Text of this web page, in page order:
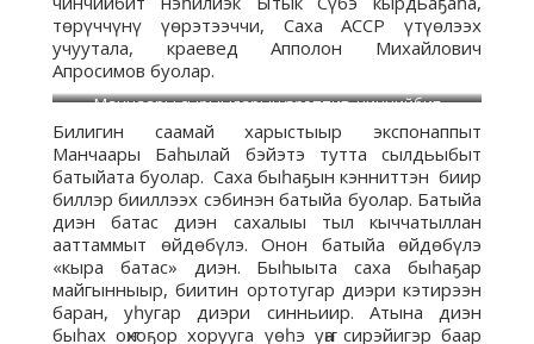
төрүччүнү үөрэтээччи, Саха АССР үтүөлээх
учуутала, краевед Апполон Михайлович
Апросимов буолар.
Манчаары сырыыларын үөрэппит, чинчийбит
нэһилиэк Ытык Сүбэ кырдьаҕаһа, төрүччүнү үөрэтээччи
Саха АССР үтүөлээх учуутала, краевед Апполон
Михайлович Апросимов.
Билигин саамай харыстыыр экспонаппыт
Манчаары Баһылай бэйэтэ тутта сылдьыбыт
батыйата буолар. Саха быһаҕын кэнниттэн биир
биллэр бииллээх сэбинэн батыйа буолар. Батыйа
диэн батас диэн сахалыы тыл кыччатыллан
ааттаммыт өйдөбүлэ. Онон батыйа өйдөбүлэ
«кыра батас» диэн. Быһыыта саха быһаҕар
майгынныыр, биитин ортотугар диэри кэтирээн
баран, уһугар диэри синньиир. Атына диэн
быһах оҥхоҕор хорууга үөһэ уҥа сирэйигэр баар